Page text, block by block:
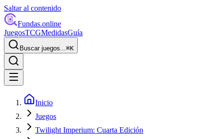
Saltar al contenido
Fundas.online
JuegosTCGMedidasGuía
Buscar juegos...⌘K
Inicio
Juegos
Twilight Imperium: Cuarta Edición